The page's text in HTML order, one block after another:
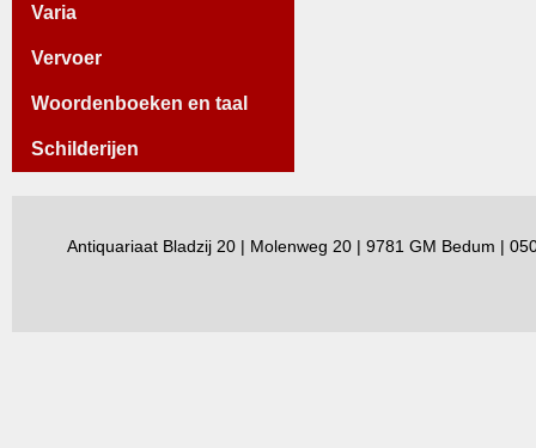
Varia
Vervoer
Woordenboeken en taal
Schilderijen
Antiquariaat Bladzij 20 | Molenweg 20 | 9781 GM Bedum |